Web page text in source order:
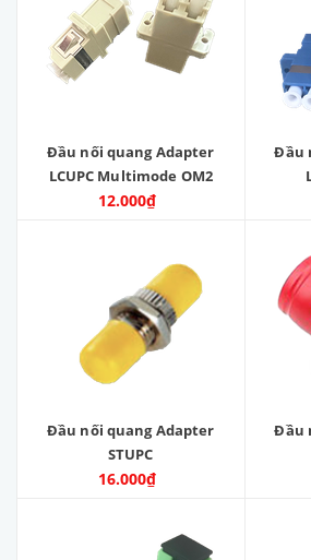
Đầu nối quang Adapter
LCUPC Multimode OM2
12.000₫
Đầu
Đầu nối quang Adapter
STUPC
16.000₫
Đầu